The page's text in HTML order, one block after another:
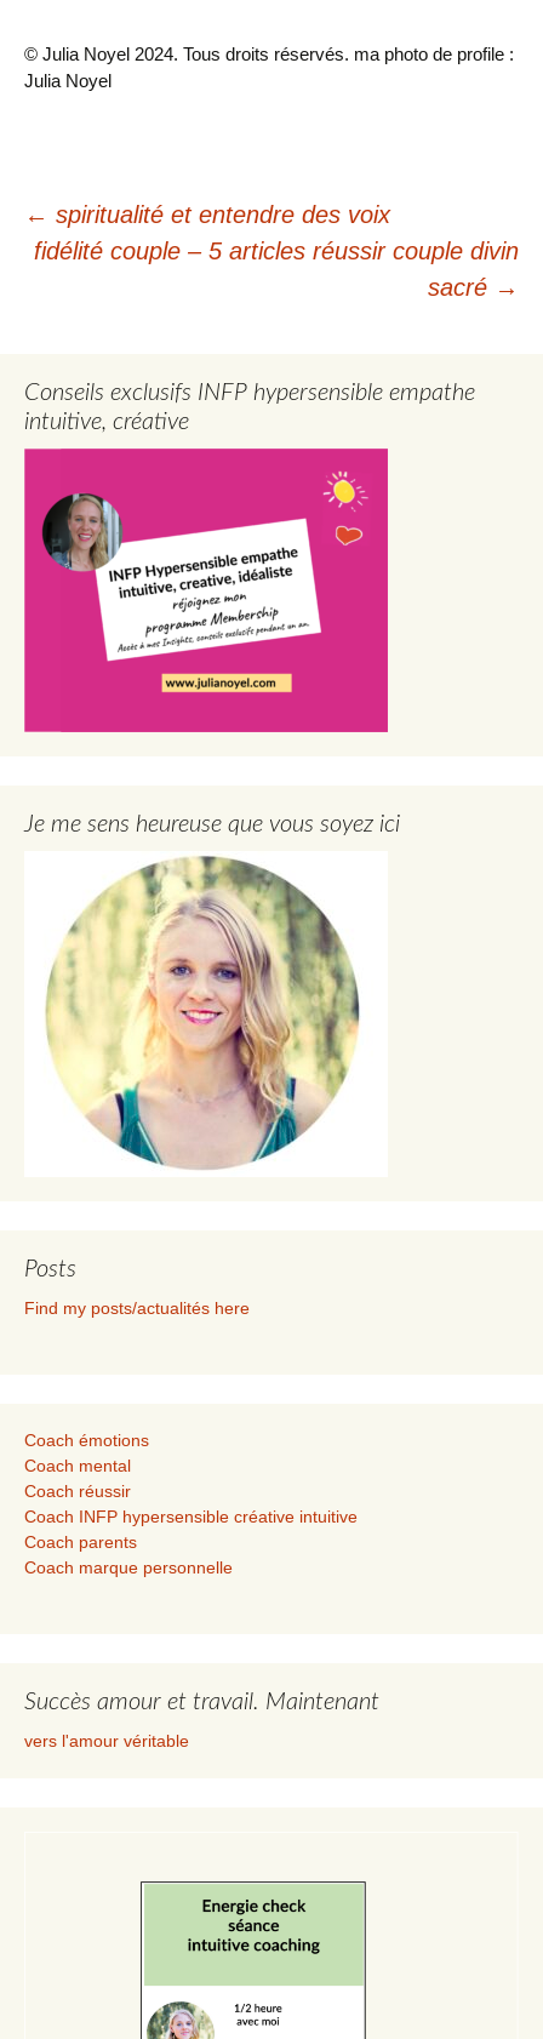
© Julia Noyel 2024. Tous droits réservés. ma photo de profile :
Julia Noyel
Navigation
des
← spiritualité et entendre des voix
fidélité couple – 5 articles réussir couple divin
sacré →
Conseils exclusifs INFP hypersensible empathe
intuitive, créative
Je me sens heureuse que vous soyez ici
Posts
Find my posts/actualités here
Coach émotions
Coach mental
Coach réussir
Coach INFP hypersensible créative intuitive
Coach parents
Coach marque personnelle
Succès amour et travail. Maintenant
vers l'amour véritable